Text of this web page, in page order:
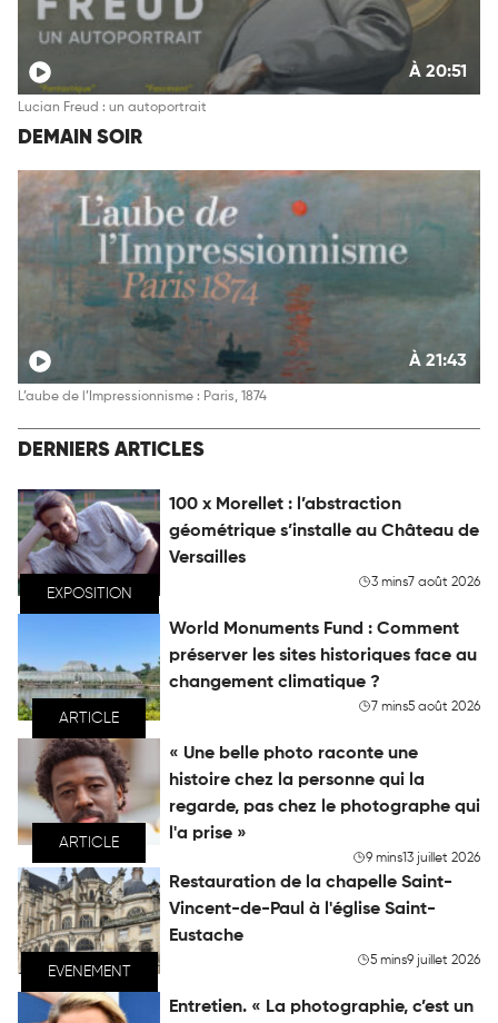
À 20:51
Lucian Freud : un autoportrait
DEMAIN SOIR
À 21:43
L’aube de l’Impressionnisme : Paris, 1874
DERNIERS ARTICLES
EXPOSITION
100 x Morellet : l’abstraction
géométrique s’installe au Château de
Versailles
3 mins7 août 2026
ARTICLE
World Monuments Fund : Comment
préserver les sites historiques face au
changement climatique ?
7 mins5 août 2026
ARTICLE
« Une belle photo raconte une
histoire chez la personne qui la
regarde, pas chez le photographe qui
l'a prise »
9 mins13 juillet 2026
EVENEMENT
Restauration de la chapelle Saint-
Vincent-de-Paul à l'église Saint-
Eustache
5 mins9 juillet 2026
Entretien. « La photographie, c’est un